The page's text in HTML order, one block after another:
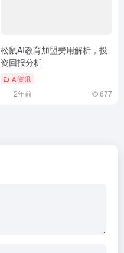
松鼠AI教育加盟费用解析，投
资回报分析
AI资讯
2年前 677